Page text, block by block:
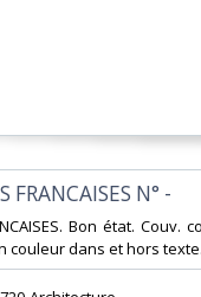
FRANCAISES N° -‎
Bon état.
couleur dans et hors texte.‎